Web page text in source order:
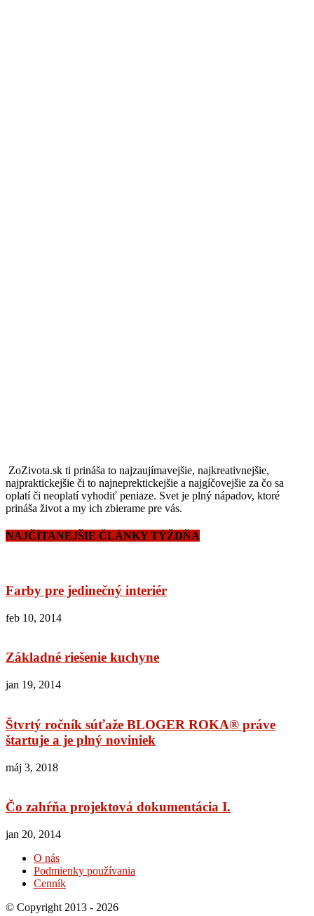
ZoZivota.sk ti prináša to najzaujímavejšie, najkreativnejšie,
najpraktickejšie či to najneprektickejšie a najgíčovejšie za čo sa
oplatí či neoplatí vyhodiť peniaze. Svet je plný nápadov, ktoré
prináša život a my ich zbierame pre vás.
NAJČÍTANEJŠIE ČLÁNKY TÝŽDŇA
Farby pre jedinečný interiér
feb 10, 2014
Základné riešenie kuchyne
jan 19, 2014
Štvrtý ročník súťaže BLOGER ROKA® práve
štartuje a je plný noviniek
máj 3, 2018
Čo zahŕňa projektová dokumentácia I.
jan 20, 2014
O nás
Podmienky používania
Cenník
© Copyright 2013 - 2026